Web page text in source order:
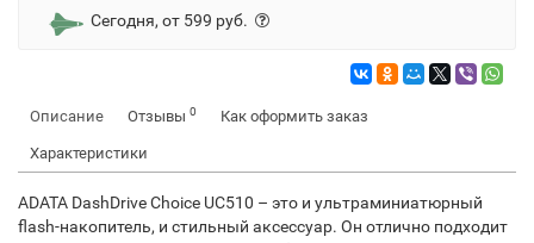
Сегодня, от 599 руб.
Описание Отзывы 0 Как оформить заказ
Характеристики
ADATA DashDrive Choice UC510 – это и ультраминиатюрный
flash-накопитель, и стильный аксессуар. Он отлично подходит